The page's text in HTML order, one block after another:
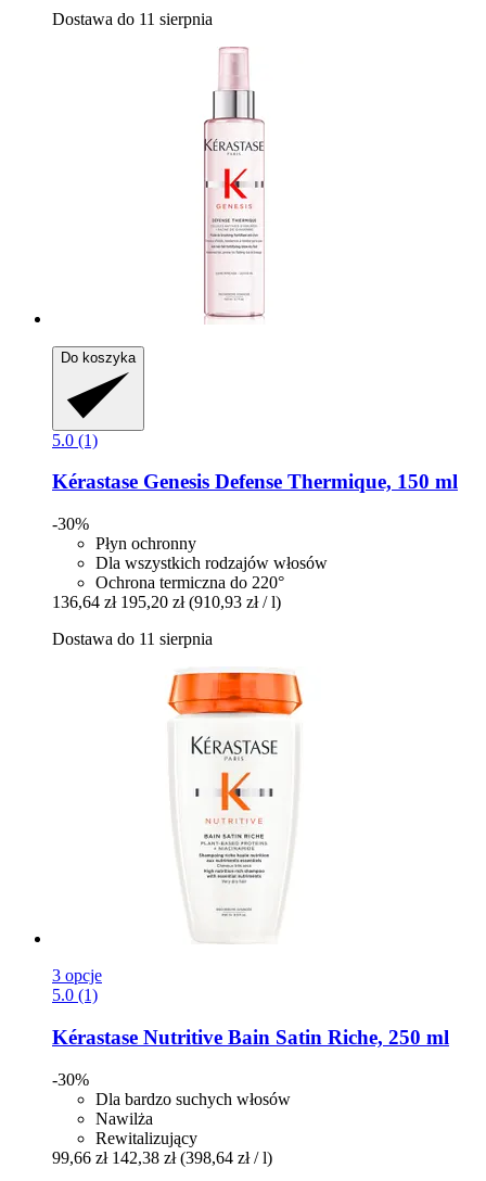
Dostawa do 11 sierpnia
Do koszyka
5.0 (1)
Kérastase Genesis Defense Thermique, 150 ml
-30%
Płyn ochronny
Dla wszystkich rodzajów włosów
Ochrona termiczna do 220°
136,64 zł 195,20 zł (910,93 zł / l)
Dostawa do 11 sierpnia
3 opcje
5.0 (1)
Kérastase Nutritive Bain Satin Riche, 250 ml
-30%
Dla bardzo suchych włosów
Nawilża
Rewitalizujący
99,66 zł 142,38 zł (398,64 zł / l)